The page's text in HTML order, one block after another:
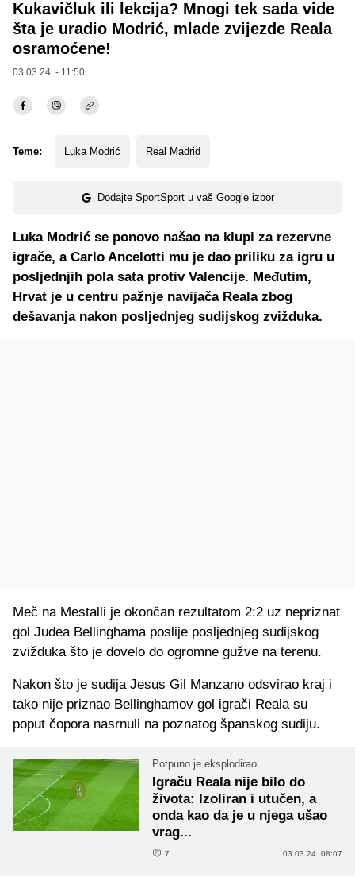
Kukavičluk ili lekcija? Mnogi tek sada vide
šta je uradio Modrić, mlade zvijezde Reala
osramoćene!
03.03.24. - 11:50,
Teme: Luka Modrić Real Madrid
Dodajte SportSport u vaš Google izbor
Luka Modrić se ponovo našao na klupi za rezervne
igrače, a Carlo Ancelotti mu je dao priliku za igru u
posljednjih pola sata protiv Valencije. Međutim,
Hrvat je u centru pažnje navijača Reala zbog
dešavanja nakon posljednjeg sudijskog zvižduka.
Meč na Mestalli je okončan rezultatom 2:2 uz nepriznat
gol Judea Bellinghama poslije posljednjeg sudijskog
zvižduka što je dovelo do ogromne gužve na terenu.
Nakon što je sudija Jesus Gil Manzano odsvirao kraj i
tako nije priznao Bellinghamov gol igrači Reala su
poput čopora nasrnuli na poznatog španskog sudiju.
Potpuno je eksplodirao
Igraču Reala nije bilo do
života: Izoliran i utučen, a
onda kao da je u njega ušao
vrag...
7 03.03.24. 08:07